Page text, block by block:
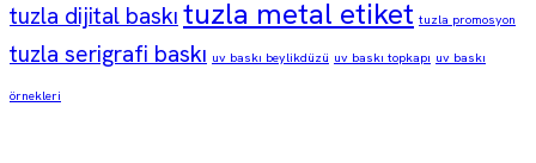
tuzla dijital baskı tuzla metal etiket tuzla promosyon
tuzla serigrafi baskı uv baskı beylikdüzü uv baskı topkapı uv baskı
örnekleri